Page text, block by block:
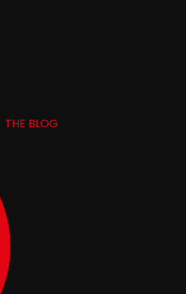
THE BLOG